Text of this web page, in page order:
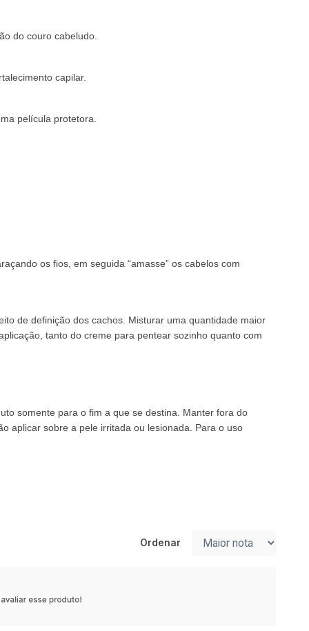
do couro cabeludo.
capilar.
película protetora.
os fios, em seguida “amasse” os cabelos com
de definição dos cachos. Misturar uma quantidade maior
tanto do creme para pentear sozinho quanto com
somente para o fim a que se destina. Manter fora do
aplicar sobre a pele irritada ou lesionada. Para o uso
Ordenar